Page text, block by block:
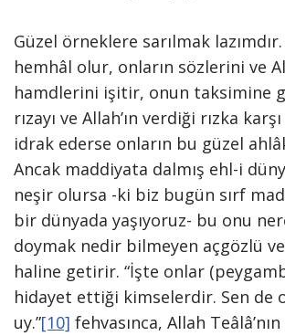
Güzel örneklere sarılmak
hemhâl olur, onların sözlerini ve
hamdlerini işitir, onun taksimine
rızayı ve Allah’ın verdiği rızka
idrak ederse onların bu güzel
Ancak maddiyata dalmış ehl-i
neşir olursa -ki biz bugün sırf
bir dünyada yaşıyoruz- bu onu
doymak nedir bilmeyen açgözlü
haline getirir. “İşte onlar
hidayet ettiği kimselerdir. Sen de
uy.”[10] fehvasınca, Allah